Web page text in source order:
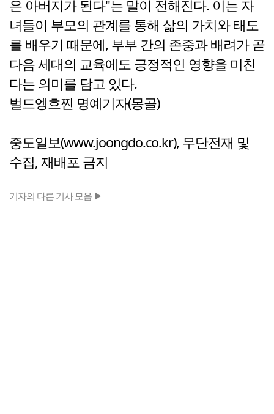
은 아버지가 된다"는 말이 전해진다. 이는 자
녀들이 부모의 관계를 통해 삶의 가치와 태도
를 배우기 때문에, 부부 간의 존중과 배려가 곧
다음 세대의 교육에도 긍정적인 영향을 미친
다는 의미를 담고 있다.
벌드엥흐찐 명예기자(몽골)
중도일보(www.joongdo.co.kr), 무단전재 및
수집, 재배포 금지
기자의 다른 기사 모음 ▶